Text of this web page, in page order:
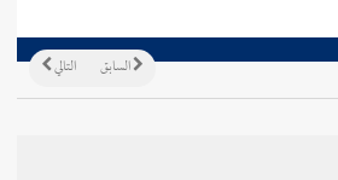
التالي السابق